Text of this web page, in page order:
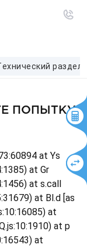
технический раздел
ПОПЫТКУ
at Ys
at Gr
at s.call
at Bl.d [as
at
at p
at